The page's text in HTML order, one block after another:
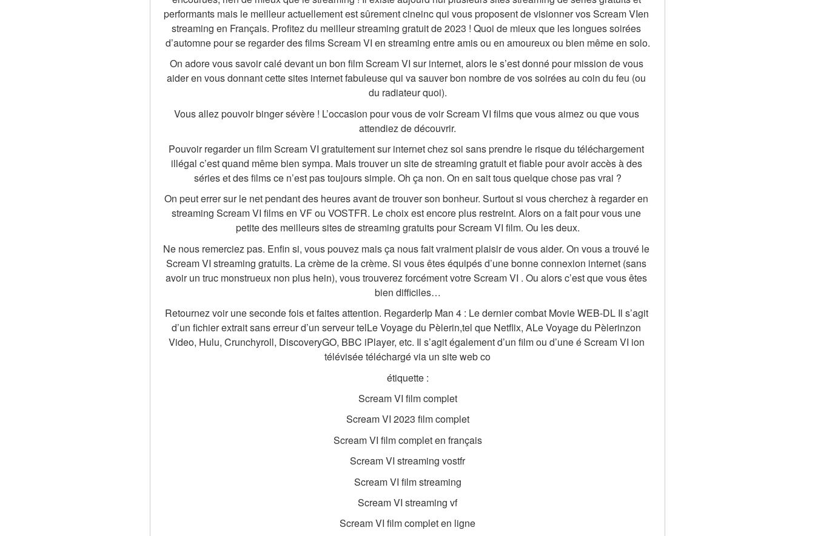
performants mais le meilleur actuellement est sûrement cineinc qui vous proposent de visionner vos Scream VIen
streaming en Français. Profitez du meilleur streaming gratuit de 2023 ! Quoi de mieux que les longues soirées
d’automne pour se regarder des films Scream VI en streaming entre amis ou en amoureux ou bien même en solo.
On adore vous savoir calé devant un bon film Scream VI sur internet, alors le s’est donné pour mission de vous
aider en vous donnant cette sites internet fabuleuse qui va sauver bon nombre de vos soirées au coin du feu (ou
du radiateur quoi).
Vous allez pouvoir binger sévère ! L’occasion pour vous de voir Scream VI films que vous aimez ou que vous
attendiez de découvrir.
Pouvoir regarder un film Scream VI gratuitement sur internet chez soi sans prendre le risque du téléchargement
illégal c’est quand même bien sympa. Mais trouver un site de streaming gratuit et fiable pour avoir accès à des
séries et des films ce n’est pas toujours simple. Oh ça non. On en sait tous quelque chose pas vrai ?
On peut errer sur le net pendant des heures avant de trouver son bonheur. Surtout si vous cherchez à regarder en
streaming Scream VI films en VF ou VOSTFR. Le choix est encore plus restreint. Alors on a fait pour vous une
petite des meilleurs sites de streaming gratuits pour Scream VI film. Ou les deux.
Ne nous remerciez pas. Enfin si, vous pouvez mais ça nous fait vraiment plaisir de vous aider. On vous a trouvé le
Scream VI streaming gratuits. La crème de la crème. Si vous êtes équipés d’une bonne connexion internet (sans
avoir un truc monstrueux non plus hein), vous trouverez forcément votre Scream VI . Ou alors c’est que vous êtes
bien difficiles…
Retournez voir une seconde fois et faites attention. RegarderIp Man 4 : Le dernier combat Movie WEB-DL Il s’agit
d’un fichier extrait sans erreur d’un serveur telLe Voyage du Pèlerin,tel que Netflix, ALe Voyage du Pèlerinzon
Video, Hulu, Crunchyroll, DiscoveryGO, BBC iPlayer, etc. Il s’agit également d’un film ou d’une é Scream VI ion
télévisée téléchargé via un site web co
étiquette :
Scream VI film complet
Scream VI 2023 film complet
Scream VI film complet en français
Scream VI streaming vostfr
Scream VI film streaming
Scream VI streaming vf
Scream VI film complet en ligne